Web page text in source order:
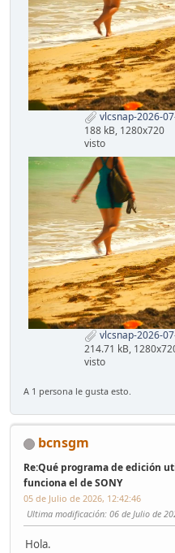
vlcsnap-2026-
188 kB, 1280x720
visto
vlcsnap-2026-
214.71 kB,
visto
A 1 persona le gusta esto.
bcnsgm
Re:Qué programa de edición
funciona el de SONY
05 de Julio de 2026, 12:42:46
Ultima modificación: 06 de Julio de
Hola.